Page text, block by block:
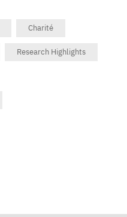
Charité
Research Highlights